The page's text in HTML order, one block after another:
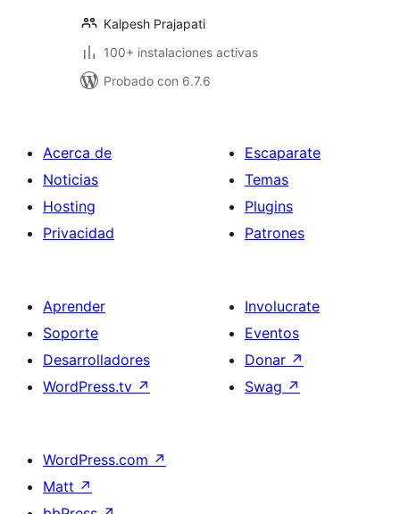
Kalpesh Prajapati
100+ instalaciones activas
Probado con 6.7.6
Acerca de
Noticias
Hosting
Privacidad
Escaparate
Temas
Plugins
Patrones
Aprender
Soporte
Desarrolladores
WordPress.tv ↗
Involucrate
Eventos
Donar ↗
Swag ↗
WordPress.com ↗
Matt ↗